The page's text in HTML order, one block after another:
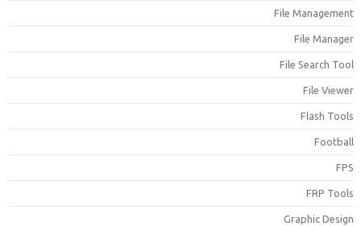
File
File
File Search
File
Flash
FRP
Graphic